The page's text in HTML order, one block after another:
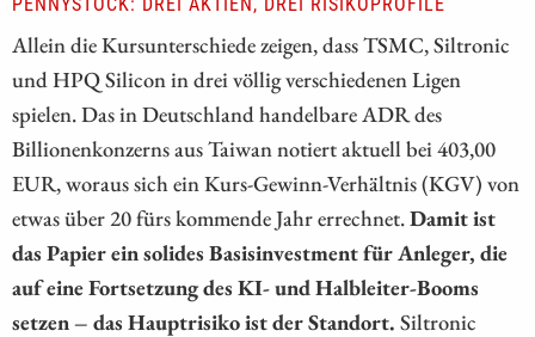
Allein die Kursunterschiede zeigen, dass TSMC, Siltronic
und HPQ Silicon in drei völlig verschiedenen Ligen
spielen. Das in Deutschland handelbare ADR des
Billionenkonzerns aus Taiwan notiert aktuell bei 403,00
EUR, woraus sich ein Kurs-Gewinn-Verhältnis (KGV) von
etwas über 20 fürs kommende Jahr errechnet.Damit ist
das Papier ein solides Basisinvestment für Anleger, die
auf eine Fortsetzung des KI- und Halbleiter-Booms
setzen – das Hauptrisiko ist der Standort. Siltronic